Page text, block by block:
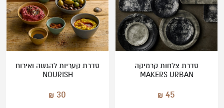
סדרת צלחות קרמיקה
MAKERS URBAN
45
סדרת קעריות להגשה ואירוח
NOURISH
30